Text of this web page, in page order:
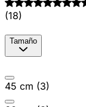
(18)
Tamaño
45 cm (3)